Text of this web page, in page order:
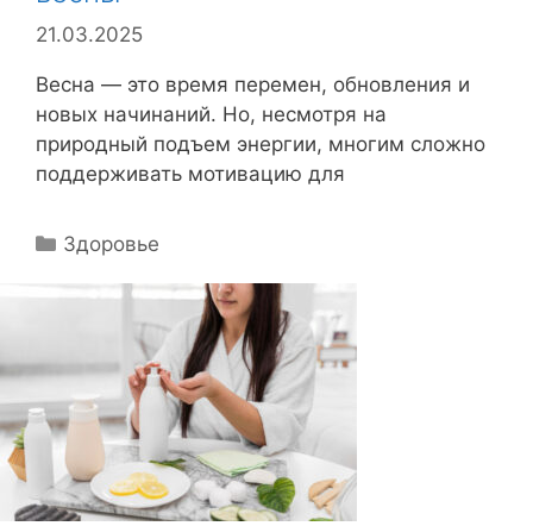
21.03.2025
Весна — это время перемен, обновления и
новых начинаний. Но, несмотря на
природный подъем энергии, многим сложно
поддерживать мотивацию для
Р
б
и
и
Здоровье